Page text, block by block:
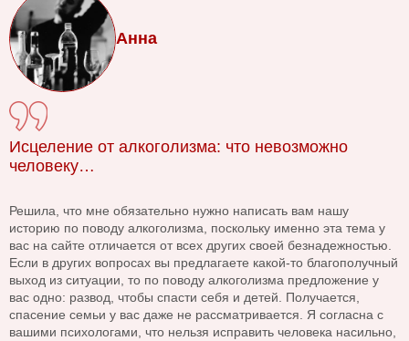
Анна
Исцеление от алкоголизма: что невозможно
человеку…
Решила, что мне обязательно нужно написать вам нашу
историю по поводу алкоголизма, поскольку именно эта тема у
вас на сайте отличается от всех других своей безнадежностью.
Если в других вопросах вы предлагаете какой-то благополучный
выход из ситуации, то по поводу алкоголизма предложение у
вас одно: развод, чтобы спасти себя и детей. Получается,
спасение семьи у вас даже не рассматривается. Я согласна с
вашими психологами, что нельзя исправить человека насильно,